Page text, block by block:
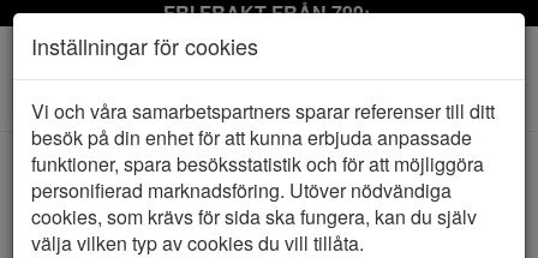
FRI FRAKT FRÅN 799:-
Toggle
navigation
HEM SCHOLL
Inställningar för cookies
Vi och våra samarbetspartners sparar referenser till ditt
besök på din enhet för att kunna erbjuda anpassade
funktioner, spara besöksstatistik och för att möjliggöra
personifierad marknadsföring. Utöver nödvändiga
cookies, som krävs för sida ska fungera, kan du själv
välja vilken typ av cookies du vill tillåta.